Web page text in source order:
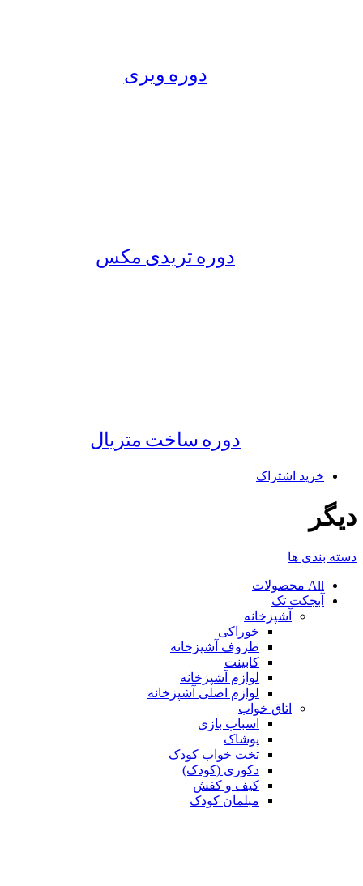
دوره ویری
دوره تریدی مکس
دوره ساخت متریال
خرید اشتراک
دیگر
دسته بندی ها
All محصولات
آبجکت تک
آشپزخانه
خوراکی
ظروف آشپزخانه
کابینت
لوازم آشپزخانه
لوازم اصلی آشپزخانه
اتاق خواب
اسباب بازی
پوشاک
تخت خواب کودک
دکوری (کودک)
کیف و کفش
مبلمان کودک